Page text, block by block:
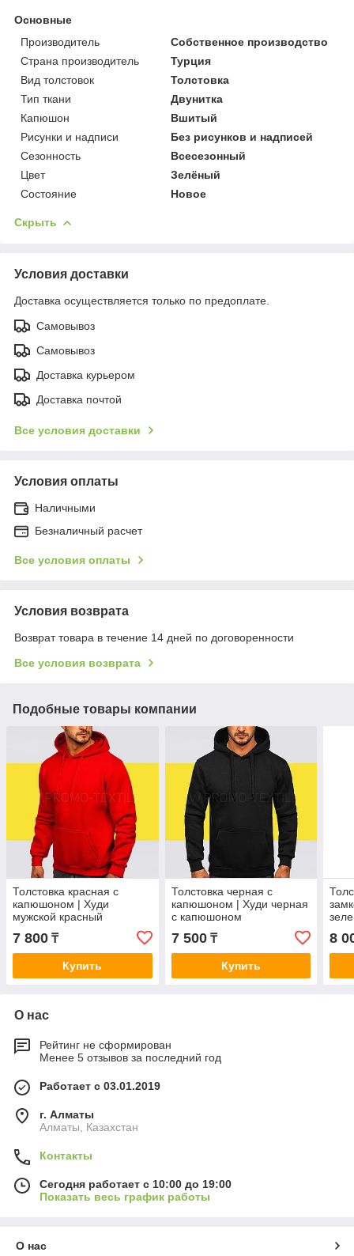
Основные
Производитель
Собственное производство
Страна производитель
Турция
Вид толстовок
Толстовка
Тип ткани
Двунитка
Капюшон
Вшитый
Рисунки и надписи
Без рисунков и надписей
Сезонность
Всесезонный
Цвет
Зелёный
Состояние
Новое
Скрыть
Условия доставки
Доставка осуществляется только по предоплате.
Самовывоз
Самовывоз
Доставка курьером
Доставка почтой
Все условия доставки
Условия оплаты
Наличными
Безналичный расчет
Все условия оплаты
Условия возврата
Возврат товара в течение 14 дней по договоренности
Все условия возврата
Подобные товары компании
Толстовка красная с
капюшоном | Худи
мужской красный
7 800 ₸
Купить
Толстовка черная с
капюшоном | Худи черная
с капюшоном
7 500₸
Купить
8
О нас
Рейтинг не сформирован
Менее 5 отзывов за последний год
Работает с 03.01.2019
г. Алматы
Алматы, Казахстан
Контакты
Сегодня работает с 10:00 до 19:00
Показать весь график работы
О нас